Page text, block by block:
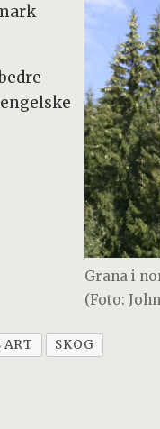
Grana i
(Foto:
ART SKOG